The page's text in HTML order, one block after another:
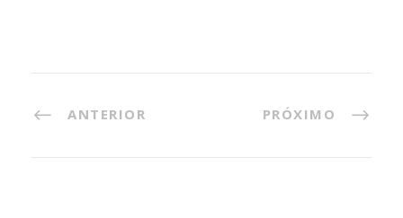
ANTERIOR PRÓXIMO